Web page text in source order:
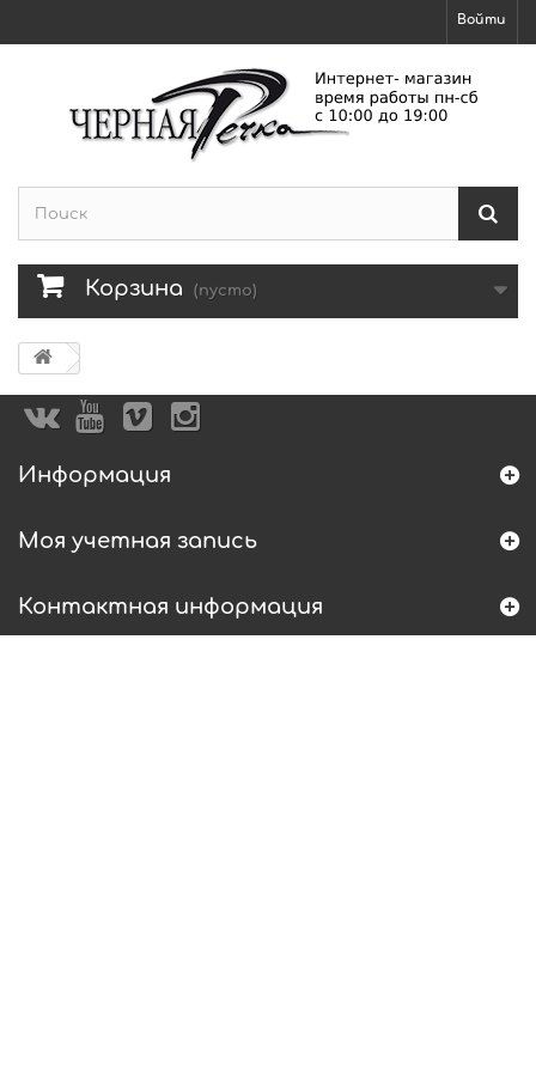
Войти
Корзина (пусто)
Информация
Моя учетная запись
Контактная информация